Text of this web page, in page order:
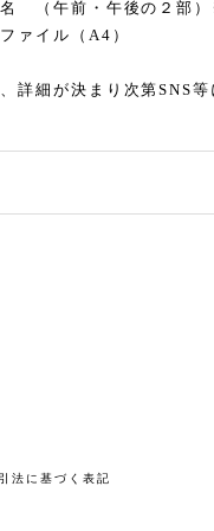
（午前・午後の２部
ァイル（A4）
詳細が決まり次第SNS等
法に基づく表記